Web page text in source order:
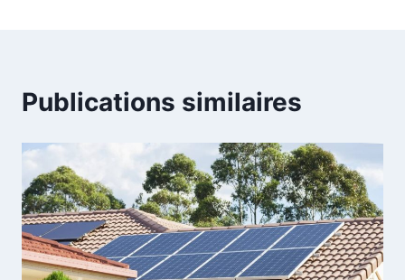
Publications similaires